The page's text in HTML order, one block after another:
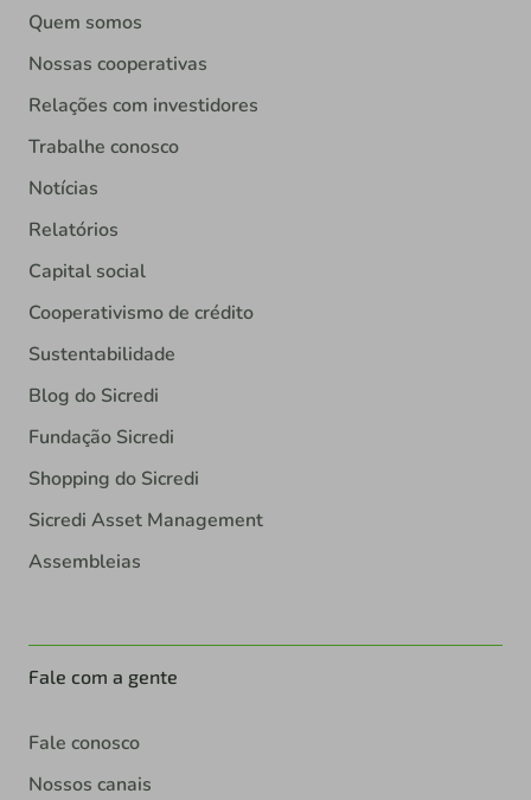
Quem somos
Nossas cooperativas
Relações com investidores
Trabalhe conosco
Notícias
Relatórios
Capital social
Cooperativismo de crédito
Sustentabilidade
Blog do Sicredi
Fundação Sicredi
Shopping do Sicredi
Sicredi Asset Management
Assembleias
Fale com a gente
Fale conosco
Nossos canais